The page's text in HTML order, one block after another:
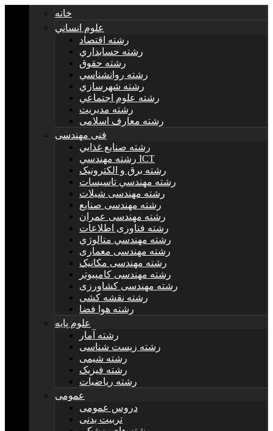
خانه
علوم انساني
رشته اقتصاد
رشته حسابداري
رشته حقوق
رشته روانشناسي
رشته شهرسازي
رشته علوم اجتماعي
رشته مديريت
رشته معارف اسلامی
فنی مهندسی
رشته صنايع غذايي
رشته مهندسي ICT
رشته برق و الکترونيک
رشته مهندسي تاسيسات
رشته مهندسی شیلات
رشته مهندسی صنایع
رشته مهندسی عمران
رشته فناوری اطلاعات
رشته مهندسي متالوژي
رشته مهندسی معماری
رشته مهندسی مکانیک
رشته مهندسی کامپیوتر
رشته مهندسی کشاورزی
رشته نقشه کشی
رشته هوا فضا
علوم پایه
رشته آمار
رشته زیست شناسی
رشته شیمی
رشته فیزیک
رشته ریاضیات
عمومی
دروس عمومی
تربیت بدنی